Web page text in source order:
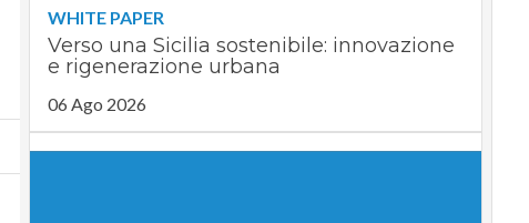
WHITE PAPER
Verso una Sicilia sostenibile: innovazione
e rigenerazione urbana
06 Ago 2026